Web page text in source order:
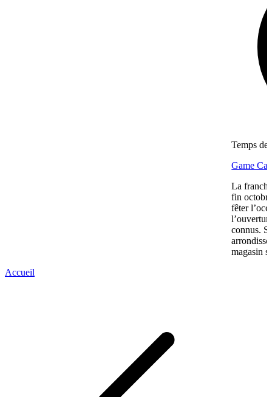
Temps de
Game
La
fin
fêter
connus.
magasin
Accueil